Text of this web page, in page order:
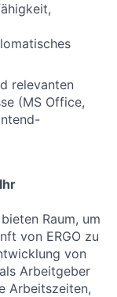
relevanten
(MS Office,
Raum, um
von ERGO zu
von
Arbeitgeber
Arbeitszeiten,